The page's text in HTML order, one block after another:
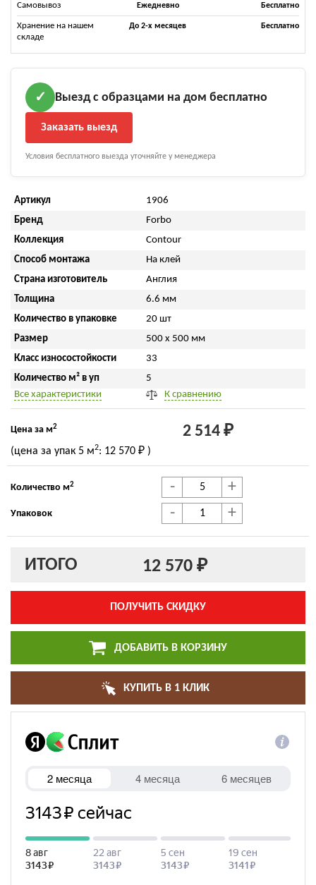
Самовывоз Ежедневно Бесплатно
Хранение на нашем
складе
До 2-х месяцев Бесплатно
✓ Выезд с образцами на дом бесплатно
Заказать выезд
Условия бесплатного выезда уточняйте у менеджера
Артикул
1906
Бренд
Forbo
Коллекция
Contour
Способ монтажа
На клей
Страна изготовитель
Англия
Толщина
6.6 мм
Количество в упаковке
20 шт
Размер
500 x 500 мм
Класс износостойкости
33
Количество м² в уп
5
Все характеристики
К сравнению
Цена за м2 2 514 ₽
(цена за упак 5 м2: 12 570 ₽ )
Количество м2 - +
Упаковок - +
ИТОГО 12 570 ₽
ПОЛУЧИТЬ СКИДКУ
ДОБАВИТЬ В КОРЗИНУ
КУПИТЬ В 1 КЛИК